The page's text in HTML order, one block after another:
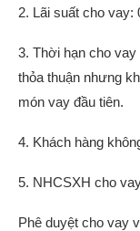
2. Lãi suất cho vay:
3. Thời hạn cho
thỏa thuận nhưng
món vay đầu tiên.
4. Khách hàng
5. NHCSXH cho
Phê duyệt cho vay